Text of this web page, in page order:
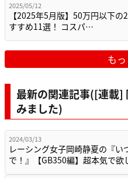
2025/05/12
【2025年5月版】50万円以下の
すすめ11選！ コスパ…
も
最新の関連記事([連載]
みました)
2024/03/13
レーシング女子岡崎静夏の『い
で！』【GB350編】超本気で